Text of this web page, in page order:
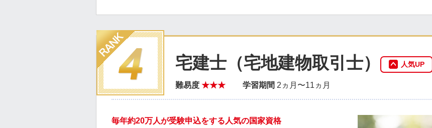
宅建士（宅地建物取引士） 人気UP
難易度 ★★★ 学習期間 2ヵ月〜11ヵ月
毎年約20万人が受験申込をする人気の国家資格